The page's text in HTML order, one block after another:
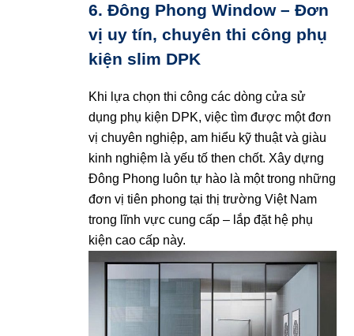
6. Đông Phong Window – Đơn
vị uy tín, chuyên thi công phụ
kiện slim DPK
Khi lựa chọn thi công các dòng cửa sử
dụng phụ kiện DPK, việc tìm được một đơn
vị chuyên nghiệp, am hiểu kỹ thuật và giàu
kinh nghiệm là yếu tố then chốt. Xây dựng
Đông Phong luôn tự hào là một trong những
đơn vị tiên phong tại thị trường Việt Nam
trong lĩnh vực cung cấp – lắp đặt hệ phụ
kiện cao cấp này.